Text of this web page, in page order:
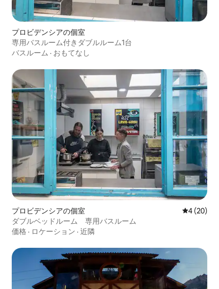
プロビデンシアの個室
専用バスルーム付きダブルルーム1台
バスルーム · おもてなし
プロビデンシアの個室 レビュー
4 (20)
ダブルベッドルーム 専用バスルーム
価格 · ロケーション · 近隣